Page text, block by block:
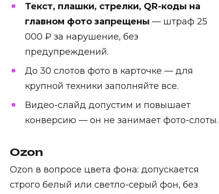
Текст, плашки, стрелки, QR-коды на
главном фото запрещены — штраф 25
000 ₽ за нарушение, без
предупреждений.
До 30 слотов фото в карточке — для
крупной техники заполняйте все.
Видео-слайд допустим и повышает
конверсию — он не занимает фото-слоты.
Ozon
Ozon в вопросе цвета фона: допускается
строго белый или светло-серый фон, без